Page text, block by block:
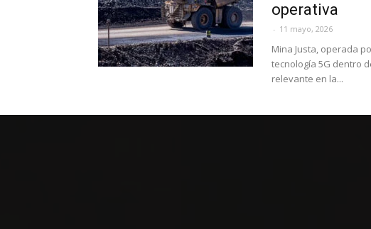
operativa
- 11 mayo, 2026
Mina Justa, operada
tecnología 5G dentro
relevante en la...